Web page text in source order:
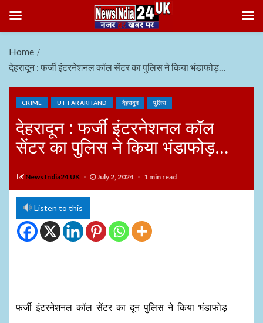
Home
देहरादून : फर्जी इंटरनेशनल कॉल सेंटर का पुलिस ने किया भंडाफोड़…
CRIME UTTARAKHAND देहरादून पुलिस
देहरादून : फर्जी इंटरनेशनल कॉल
सेंटर का पुलिस ने किया भंडाफोड़…
News India24 UK July 2, 2024 1 min read
Listen to this
फर्जी इंटरनेशनल कॉल सेंटर का दून पुलिस ने किया भंडाफोड़